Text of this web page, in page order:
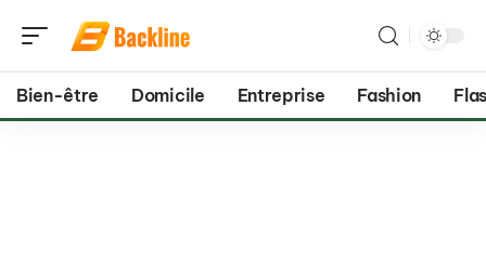
Bien-être Domicile Entreprise Fashion